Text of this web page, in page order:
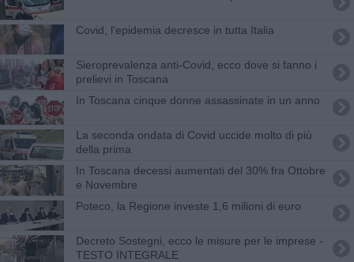
Covid, l'epidemia decresce in tutta Italia
Sieroprevalenza anti-Covid, ecco dove si fanno i
prelievi in Toscana
In Toscana cinque donne assassinate in un anno
La seconda ondata di Covid uccide molto di più
della prima
In Toscana decessi aumentati del 30% fra Ottobre
e Novembre
Poteco, la Regione investe 1,6 milioni di euro
Decreto Sostegni, ecco le misure per le imprese -
TESTO INTEGRALE